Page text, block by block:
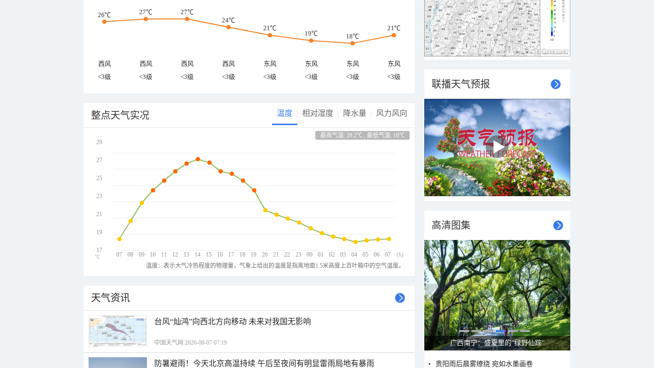
26℃ 27℃
27℃
24℃
21℃
19℃ 18℃
21℃
西风 西风 西风 西风 东风 东风 东风
东风
<3级
<3级 <3级 <3级 <3级 <3级 <3级 <3级
整点天气实况 温度 相对湿度 降水量 风力风向
最高气温: 28.2℃ , 最低气温: 18℃
07 08 09 10 11 12 13 14 15 16 17 18 19 20 21 22 23 00 01 02 03 04 05 06 07
29
27
25
23
21
19
17
(h)
℃
温度：表示大气冷热程度的物理量，气象上给出的温度是指离地面1.5米高度上百叶箱中的空气温度。
天气资讯
台风“灿鸿”向西北方向移动 未来对我国无影响
中国天气网 2026-08-07 07:19
防暑避雨！今天北京高温持续 午后至夜间有明显雷雨局地有暴雨
联播天气预报
高清图集
广西南宁：盛夏里的“绿野仙踪”
贵阳雨后晨雾缭绕 宛如水墨画卷